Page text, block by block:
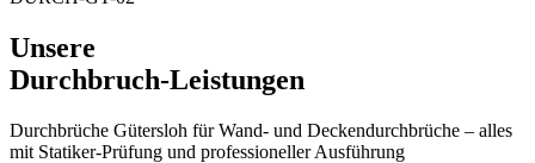
Unsere
Durchbruch-Leistungen
Durchbrüche Gütersloh für Wand- und Deckendurchbrüche – alles
mit Statiker-Prüfung und professioneller Ausführung